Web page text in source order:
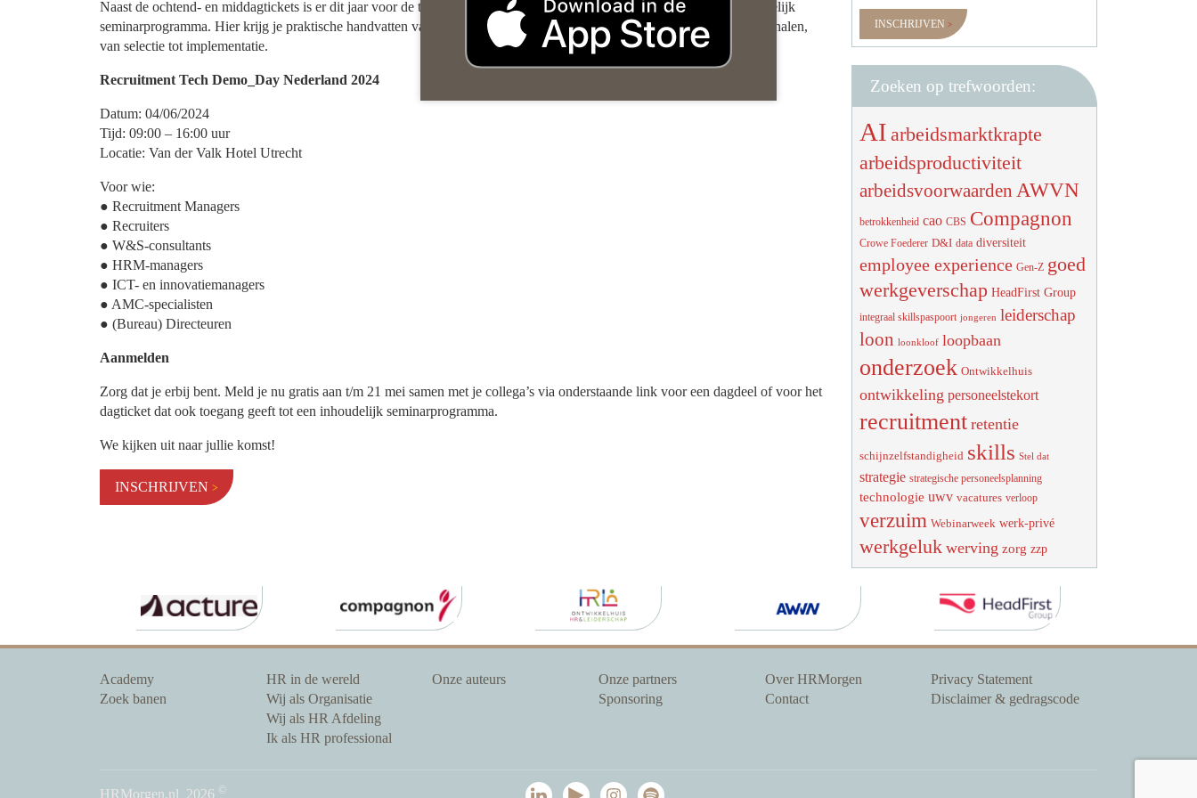
Naast de ochtend- en middagtickets is er dit jaar voor de tweede keer een dagticket dat ook toegang geeft tot een inhoudelijk
seminarprogramma. Hier krijg je praktische handvatten van experts om het maximale uit jouw recruitmenttechnologie te halen,
van selectie tot implementatie.
Recruitment Tech Demo_Day Nederland 2024
Datum: 04/06/2024
Tijd: 09:00 – 16:00 uur
Locatie: Van der Valk Hotel Utrecht
Voor wie:
● Recruitment Managers
● Recruiters
● W&S-consultants
● HRM-managers
● ICT- en innovatiemanagers
● AMC-specialisten
● (Bureau) Directeuren
Aanmelden
Zorg dat je erbij bent. Meld je nu gratis aan t/m 21 mei samen met je collega’s via onderstaande link voor een dagdeel of voor het
dagticket dat ook toegang geeft tot een inhoudelijk seminarprogramma.
We kijken uit naar jullie komst!
INSCHRIJVEN
INSCHRIJVEN
Zoeken op trefwoorden:
AI arbeidsmarktkrapte
arbeidsproductiviteit
arbeidsvoorwaarden AWVN
betrokkenheid cao CBS Compagnon
Crowe Foederer D&I data diversiteit
employee experience Gen-Z goed
werkgeverschap HeadFirst Group
integraal skillspaspoort jongeren leiderschap
loon loonkloof loopbaan
onderzoek Ontwikkelhuis
ontwikkeling personeelstekort
recruitment retentie
schijnzelfstandigheid skills Stel dat
strategie strategische personeelsplanning
technologie uwv vacatures verloop
verzuim Webinarweek werk-privé
werkgeluk werving zorg zzp
Academy
Zoek banen
HR in de wereld
Wij als Organisatie
Wij als HR Afdeling
Ik als HR professional
Onze auteurs
Onze partners
Sponsoring
Over HRMorgen
Contact
Privacy Statement
Disclaimer & gedragscode
HRMorgen.nl 2026 ©